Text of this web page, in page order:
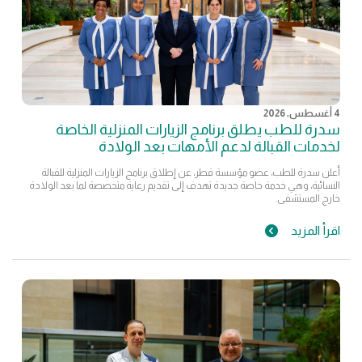
4 أغسطس, 2026
سدرة للطب يطلق برنامج الزيارات المنزلية الخاصة
لخدمات القبالة لدعم الأمهات بعد الولادة
أعلن سدرة للطب، عضو مؤسسة قطر، عن إطلاق برنامج الزيارات المنزلية للقبالة
النسائية، وهي خدمة خاصة جديدة تهدف إلى تقديم رعاية متخصصة لما بعد الولادة
خارج المستشفى.
اقرأ المزيد